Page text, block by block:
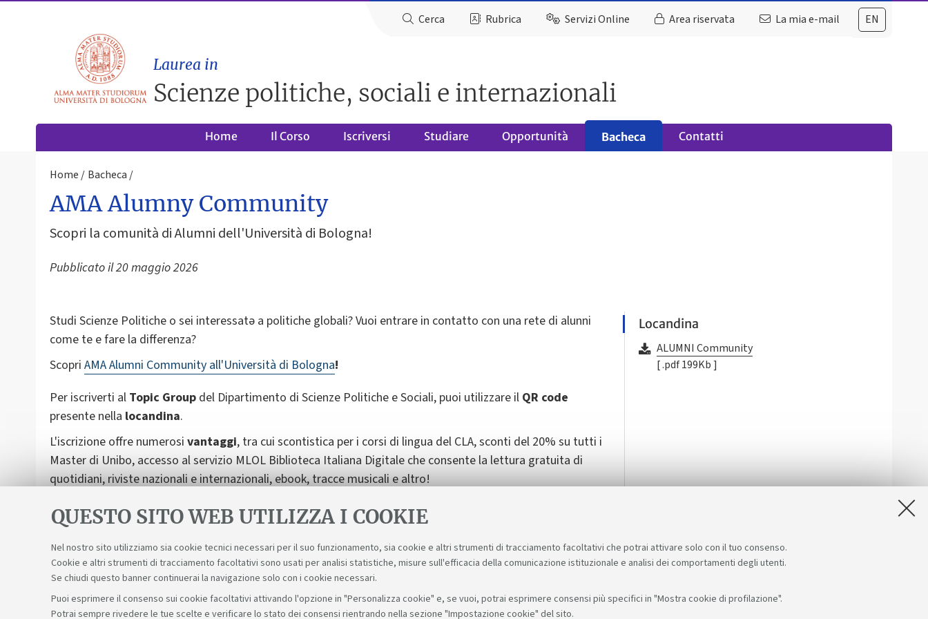
QUESTO SITO WEB UTILIZZA I COOKIE
Nel nostro sito utilizziamo sia cookie tecnici necessari per il suo funzionamento, sia cookie e altri strumenti di tracciamento facoltativi che potrai attivare solo con il tuo consenso.
Cookie e altri strumenti di tracciamento facoltativi sono usati per analisi statistiche, misure sull'efficacia della comunicazione istituzionale e analisi dei comportamenti degli utenti.
Se chiudi questo banner continuerai la navigazione solo con i cookie necessari.
Puoi esprimere il consenso sui cookie facoltativi attivando l'opzione in "Personalizza cookie" e, se vuoi, potrai esprimere consensi più specifici in "Mostra cookie di profilazione".
Potrai sempre rivedere le tue scelte e verificare lo stato dei consensi rientrando nella sezione "Impostazione cookie" del sito.
EN
Cerca Rubrica Servizi Online Area riservata La mia e-mail
Laurea in
Scienze politiche, sociali e internazionali
Home Il Corso Iscriversi Studiare Opportunità Bacheca Contatti
Home Bacheca
AMA Alumny Community
Scopri la comunità di Alumni dell'Università di Bologna!
Pubblicato il20 maggio 2026
Studi Scienze Politiche o sei interessatə a politiche globali? Vuoi entrare in contatto con una rete di alunni
come te e fare la differenza?
Scopri AMA Alumni Community all'Università di Bologna!
Per iscriverti al Topic Group del Dipartimento di Scienze Politiche e Sociali, puoi utilizzare il QR code
presente nella locandina.
L'iscrizione offre numerosi vantaggi, tra cui scontistica per i corsi di lingua del CLA, sconti del 20% su tutti i
Master di Unibo, accesso al servizio MLOL Biblioteca Italiana Digitale che consente la lettura gratuita di
quotidiani, riviste nazionali e internazionali, ebook, tracce musicali e altro!
Trovi aquesto linkla pagina ufficiale.
Locandina
ALUMNI Community
[ .pdf 199Kb ]